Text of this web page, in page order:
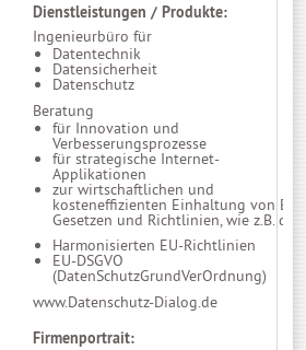
Dienstleistungen / Produkte:
Ingenieurbüro für
Datentechnik
Datensicherheit
Datenschutz
Beratung
für Innovation und
Verbesserungsprozesse
für strategische Internet-
Applikationen
zur wirtschaftlichen und
kosteneffizienten Einhaltung von EU-
Gesetzen und Richtlinien, wie z.B. die
Harmonisierten EU-Richtlinien
EU-DSGVO
(DatenSchutzGrundVerOrdnung)
www.Datenschutz-Dialog.de
Firmenportrait: